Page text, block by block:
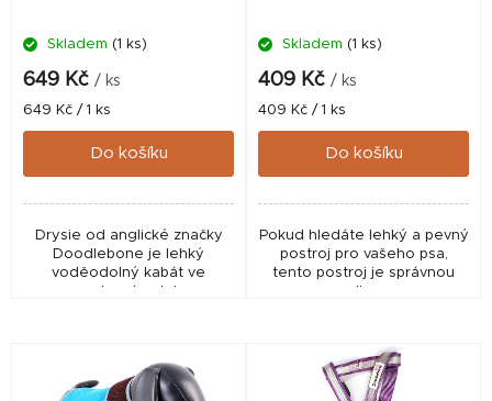
Skladem (1 ks)
649 Kč / ks
Měrná
cena:
649 Kč / 1 ks
Do košíku
Drysie od anglické značky
Doodlebone je lehký
voděodolný kabát ve
Skladem (1 ks)
409 Kč / ks
Měrná
cena:
409 Kč / 1 ks
Do košíku
Pokud hledáte lehký a pevný
postroj pro vašeho psa,
tento postroj je správnou